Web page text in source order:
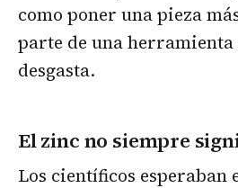
como poner una pieza
parte de una herramienta
desgasta.
El zinc no siempre
Los científicos esperaban